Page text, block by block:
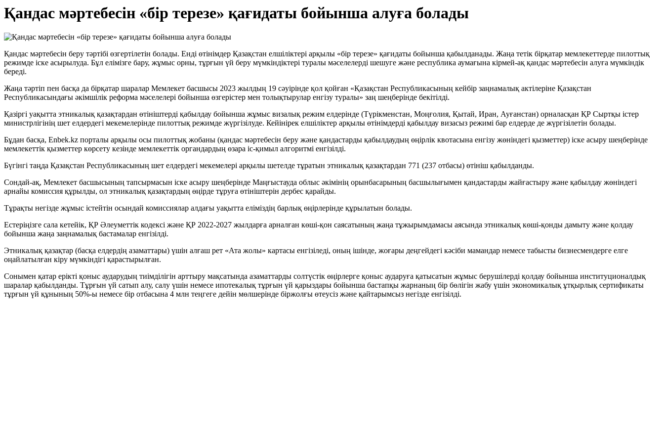
Қандас мәртебесін «бір терезе» қағидаты бойынша алуға болады
Қандас мәртебесін беру тәртібі өзгертілетін болады. Енді өтінімдер Қазақстан елшіліктері арқылы «бір терезе» қағидаты бойынша қабылданады. Жаңа тетік бірқатар мемлекеттерде пилоттық
режимде іске асырылуда. Бұл елімізге бару, жұмыс орны, тұрғын үй беру мүмкіндіктері туралы мәселелерді шешуге және республика аумағына кірмей-ақ қандас мәртебесін алуға мүмкіндік
береді.
Жаңа тәртіп пен басқа да бірқатар шаралар Мемлекет басшысы 2023 жылдың 19 сәуірінде қол қойған «Қазақстан Республикасының кейбір заңнамалық актілеріне Қазақстан
Республикасындағы әкімшілік реформа мәселелері бойынша өзгерістер мен толықтырулар енгізу туралы» заң шеңберінде бекітілді.
Қазіргі уақытта этникалық қазақтардан өтініштерді қабылдау бойынша жұмыс визалық режим елдерінде (Түрікменстан, Моңғолия, Қытай, Иран, Ауғанстан) орналасқан ҚР Сыртқы істер
министрлігінің шет елдердегі мекемелерінде пилоттық режимде жүргізілуде. Кейінірек елшіліктер арқылы өтінімдерді қабылдау визасыз режимі бар елдерде де жүргізілетін болады.
Бұдан басқа, Enbek.kz порталы арқылы осы пилоттық жобаны (қандас мәртебесін беру және қандастарды қабылдаудың өңірлік квотасына енгізу жөніндегі қызметтер) іске асыру шеңберінде
мемлекеттік қызметтер көрсету кезінде мемлекеттік органдардың өзара іс-қимыл алгоритмі енгізілді.
Бүгінгі таңда Қазақстан Республикасының шет елдердегі мекемелері арқылы шетелде тұратын этникалық қазақтардан 771 (237 отбасы) өтініш қабылданды.
Сондай-ақ, Мемлекет басшысының тапсырмасын іске асыру шеңберінде Маңғыстауда облыс әкімінің орынбасарының басшылығымен қандастарды жайғастыру және қабылдау жөніндегі
арнайы комиссия құрылды, ол этникалық қазақтардың өңірде тұруға өтініштерін дербес қарайды.
Тұрақты негізде жұмыс істейтін осындай комиссиялар алдағы уақытта еліміздің барлық өңірлерінде құрылатын болады.
Естеріңізге сала кетейік, ҚР Әлеуметтік кодексі және ҚР 2022-2027 жылдарға арналған көші-қон саясатының жаңа тұжырымдамасы аясында этникалық көші-қонды дамыту және қолдау
бойынша жаңа заңнамалық бастамалар енгізілді.
Этникалық қазақтар (басқа елдердің азаматтары) үшін алғаш рет «Ата жолы» картасы енгізіледі, оның ішінде, жоғары деңгейдегі кәсіби мамандар немесе табысты бизнесмендерге елге
оңайлатылған кіру мүмкіндігі қарастырылған.
Сонымен қатар ерікті қоныс аударудың тиімділігін арттыру мақсатында азаматтарды солтүстік өңірлерге қоныс аударуға қатысатын жұмыс берушілерді қолдау бойынша институционалдық
шаралар қабылданды. Тұрғын үй сатып алу, салу үшін немесе ипотекалық тұрғын үй қарыздары бойынша бастапқы жарнаның бір бөлігін жабу үшін экономикалық ұтқырлық сертификаты
тұрғын үй құнының 50%-ы немесе бір отбасына 4 млн теңгеге дейін мөлшерінде біржолғы өтеусіз және қайтарымсыз негізде енгізілді.